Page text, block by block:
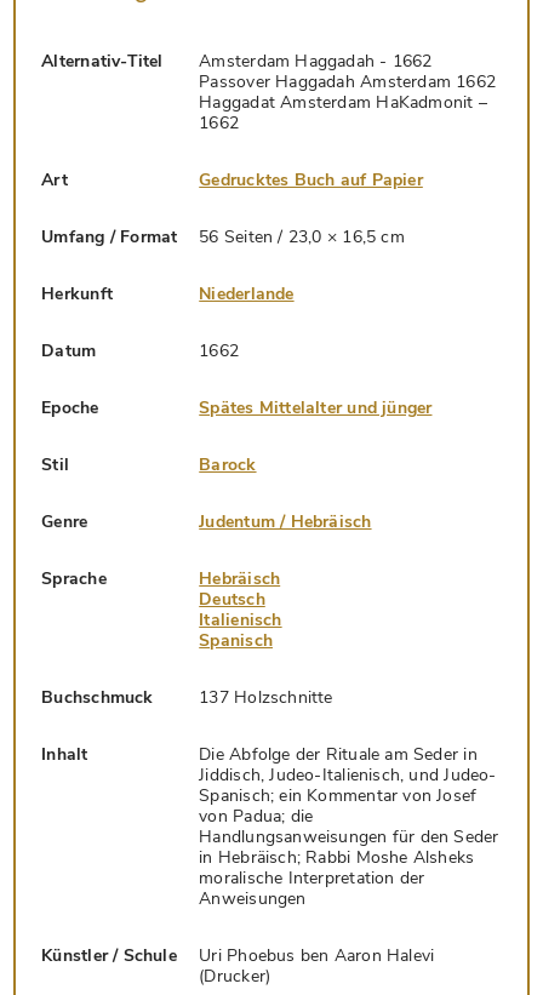
Alternativ-Titel
Amsterdam Haggadah - 1662
Passover Haggadah Amsterdam 1662
Haggadat Amsterdam HaKadmonit –
1662
Art Gedrucktes Buch auf Papier
Umfang / Format 56 Seiten / 23,0 × 16,5 cm
Herkunft Niederlande
Datum 1662
Epoche Spätes Mittelalter und jünger
Stil Barock
Genre Judentum / Hebräisch
Sprache
Hebräisch
Deutsch
Italienisch
Spanisch
Buchschmuck 137 Holzschnitte
Inhalt
Die Abfolge der Rituale am Seder in
Jiddisch, Judeo-Italienisch, und Judeo-
Spanisch; ein Kommentar von Josef
von Padua; die
Handlungsanweisungen für den Seder
in Hebräisch; Rabbi Moshe Alsheks
moralische Interpretation der
Anweisungen
Künstler / Schule
Uri Phoebus ben Aaron Halevi
(Drucker)